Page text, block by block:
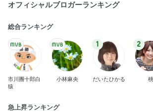
オフィシャルブロガーランキング
総合ランキング
市川團十郎白
猿
小林麻央
1
だいたひかる
2
桃
急上昇ランキング